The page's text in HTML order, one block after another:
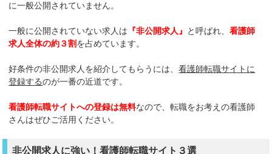
に一般公開されていません。
一般に公開されていない求人は 『非公開求人』 と呼ばれ、看護師
求人全体の約３割を占めています。
好条件の非公開求人を紹介してもらうには、看護師転職サイトに
登録するのが一番の近道です。
看護師転職サイトへの登録は無料なので、転職をお考えの看護師
さんはぜひご活用ください。
非公開求人に強い！看護師転職サイト３選